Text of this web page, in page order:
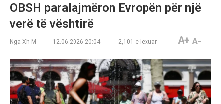
OBSH paralajmëron Evropën për një
verë të vështirë
Nga Xh M 12.06.2026 20:04 2,101 e lexuar A+ A-